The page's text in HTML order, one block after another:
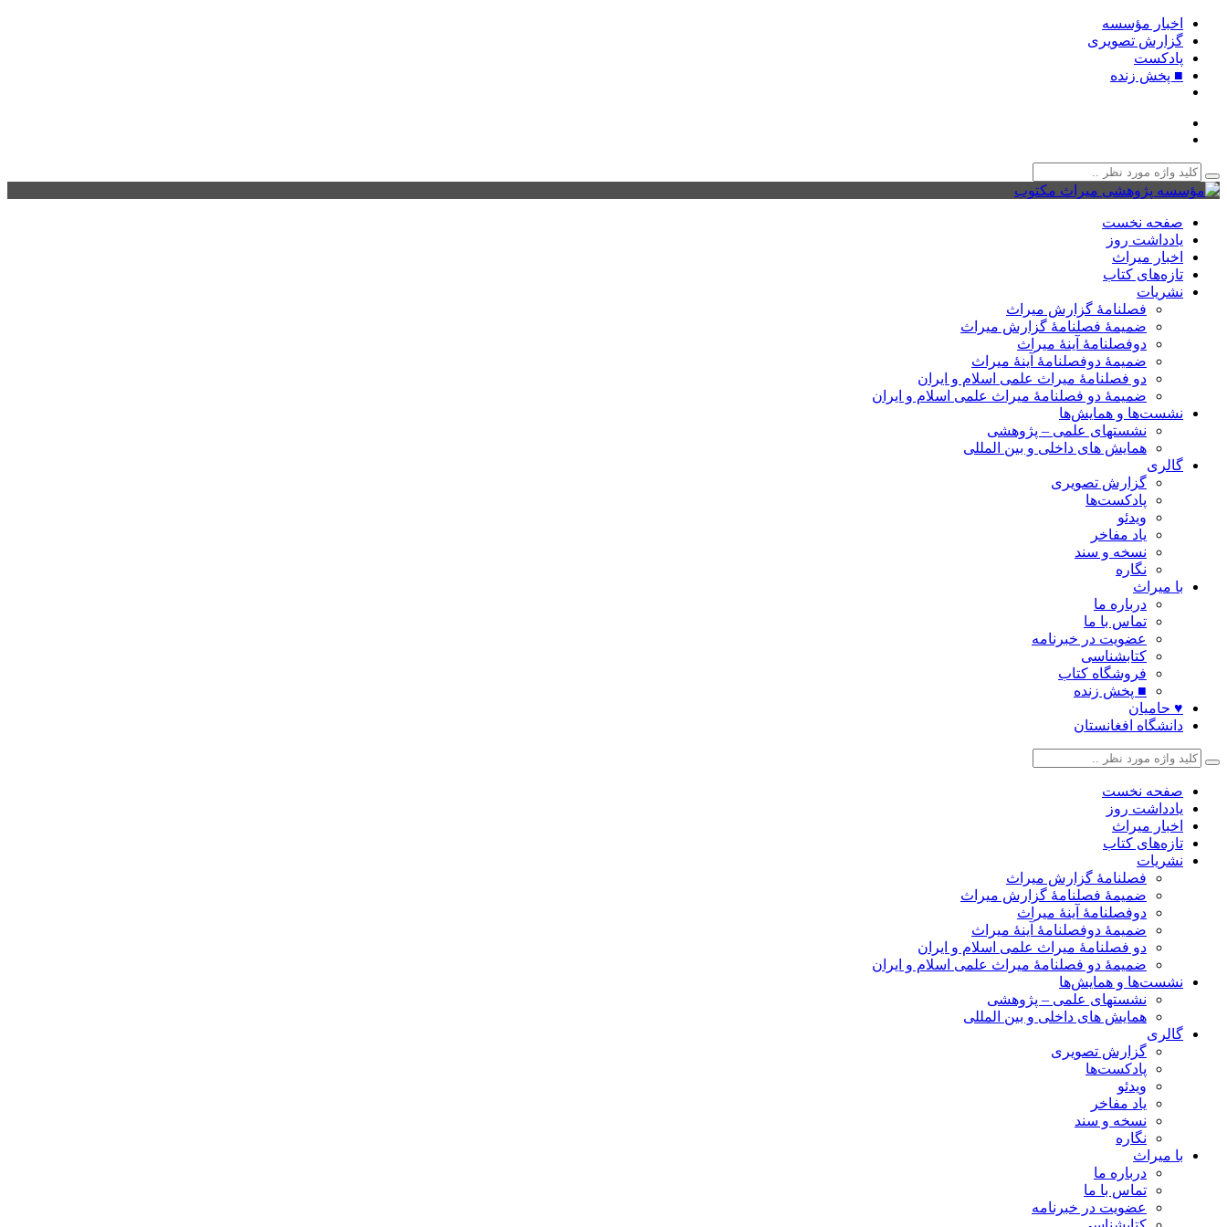
اخبار مؤسسه
گزارش تصویری
پادکست‌
■ پخش زنده
صفحه نخست
یادداشت روز
اخبار میراث
تازه‌های کتاب
نشریات
فصلنامۀ گزارش میراث
ضمیمۀ فصلنامۀ گزارش میراث
دوفصلنامۀ آینۀ میراث
ضمیمۀ دوفصلنامۀ آینۀ میراث
دو فصلنامۀ میراث علمی اسلام و ایران
ضمیمۀ دو فصلنامۀ میراث علمی اسلام و ایران
نشست‌ها و همایش‌ها
نشستهای علمی – پژوهشی
همایش های داخلی و بین المللی
گالری
گزارش تصویری
پادکست‌ها
ویدئو
یاد مفاخر
نسخه و سند
نگاره
با میراث
درباره ما
تماس با ما
عضویت در خبرنامه
کتابشناسی
فروشگاه کتاب
■ پخش زنده
♥ حامیان
دانشگاه افغانستان
صفحه نخست
یادداشت روز
اخبار میراث
تازه‌های کتاب
نشریات
فصلنامۀ گزارش میراث
ضمیمۀ فصلنامۀ گزارش میراث
دوفصلنامۀ آینۀ میراث
ضمیمۀ دوفصلنامۀ آینۀ میراث
دو فصلنامۀ میراث علمی اسلام و ایران
ضمیمۀ دو فصلنامۀ میراث علمی اسلام و ایران
نشست‌ها و همایش‌ها
نشستهای علمی – پژوهشی
همایش های داخلی و بین المللی
گالری
گزارش تصویری
پادکست‌ها
ویدئو
یاد مفاخر
نسخه و سند
نگاره
با میراث
درباره ما
تماس با ما
عضویت در خبرنامه